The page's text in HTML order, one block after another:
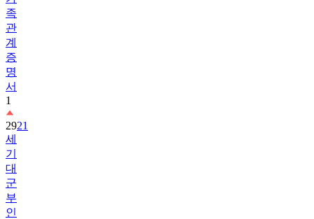
족
관
계
증
명
서
1
2921
세
기
대
군
부
인